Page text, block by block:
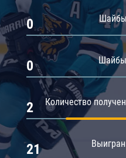
Амур
Барыс
Салават Юлаев
Шайбы
0
Шайбы
0
Количество
2
21